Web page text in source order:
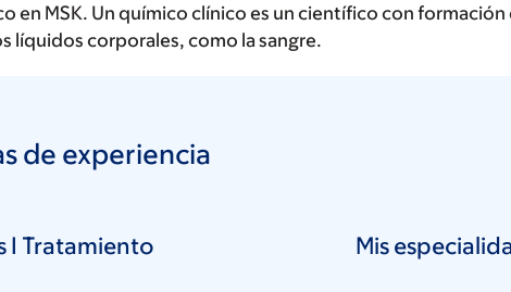
en MSK. Un químico clínico es un científico con
líquidos corporales, como la sangre.
de experiencia
I Tratamiento Mis